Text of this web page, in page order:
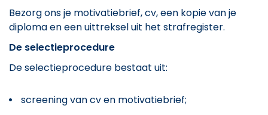
Bezorg ons je motivatiebrief, cv, een kopie van je
diploma en een uittreksel uit het strafregister.
De selectieprocedure
De selectieprocedure bestaat uit:
screening van cv en motivatiebrief;